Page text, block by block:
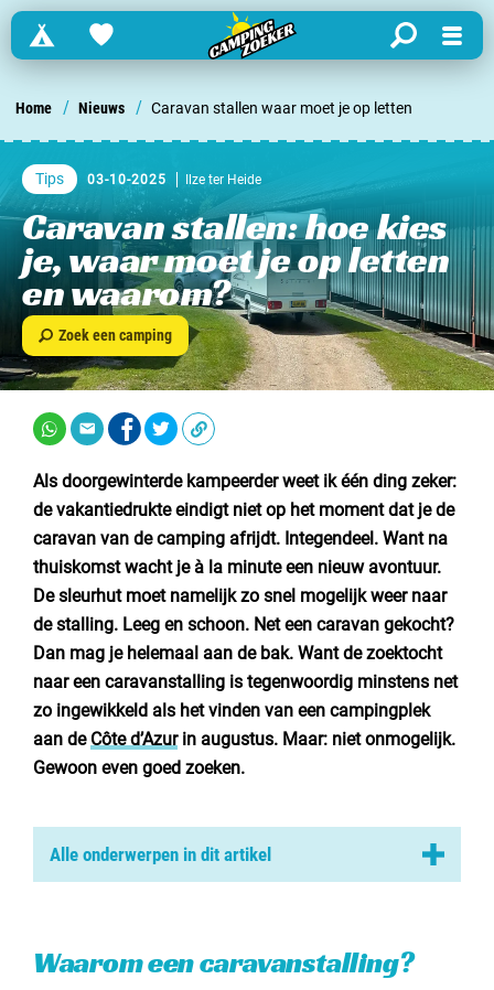
Campings Favorites search Menu
Zoek een camping in ...
Begië
Luxemburg
Frankrijk
Zwitserland
informatie over …
Nederland
België
Luxemburg
Frankrijk
Zwitserland
Over Campingzoeker
Samenwerken / adverteren
Home / Nieuws / Caravan stallen waar moet je op letten
Tips 03-10-2025 Ilze ter Heide
Caravan stallen: hoe kies
je, waar moet je op letten
en waarom?
Zoek een camping
Als doorgewinterde kampeerder weet ik één ding zeker:
de vakantiedrukte eindigt niet op het moment dat je de
caravan van de camping afrijdt. Integendeel. Want na
thuiskomst wacht je à la minute een nieuw avontuur.
De sleurhut moet namelijk zo snel mogelijk weer naar
de stalling. Leeg en schoon. Net een caravan gekocht?
Dan mag je helemaal aan de bak. Want de zoektocht
naar een caravanstalling is tegenwoordig minstens net
zo ingewikkeld als het vinden van een campingplek
aan de Côte d’Azurin augustus. Maar: niet onmogelijk.
Gewoon even goed zoeken.
Alle onderwerpen in dit artikel
Waar moet je op letten bij een caravanstalling?
Waarom een caravanstalling?